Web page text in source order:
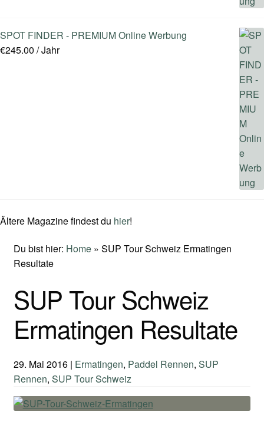
SPOT FINDER - PREMIUM Online Werbung
€245.00 / Jahr
Ältere Magazine findest du hier!
Du bist hier: Home» SUP Tour Schweiz Ermatingen
Resultate
SUP Tour Schweiz
Ermatingen Resultate
29. Mai 2016| Ermatingen, Paddel Rennen, SUP
Rennen, SUP Tour Schweiz